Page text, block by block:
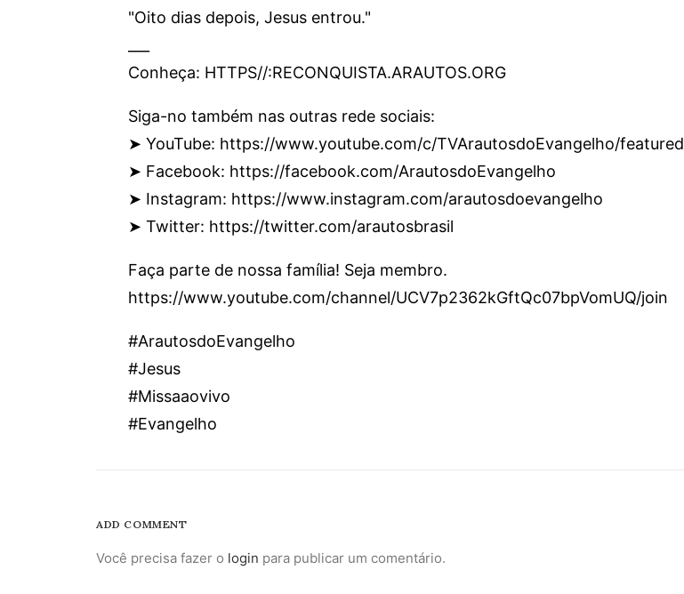
"Oito dias depois, Jesus entrou."
Conheça: HTTPS//:RECONQUISTA.ARAUTOS.ORG
Siga-no também nas outras rede sociais:
➤ YouTube: https://www.youtube.com/c/TVArautosdoEvangelho/featured
➤ Facebook: https://facebook.com/ArautosdoEvangelho
➤ Instagram: https://www.instagram.com/arautosdoevangelho
➤ Twitter: https://twitter.com/arautosbrasil
Faça parte de nossa família! Seja membro.
https://www.youtube.com/channel/UCV7p2362kGftQc07bpVomUQ/join
#ArautosdoEvangelho
#Jesus
#Missaaovivo
#Evangelho
ADD COMMENT
Você precisa fazer o login para publicar um comentário.